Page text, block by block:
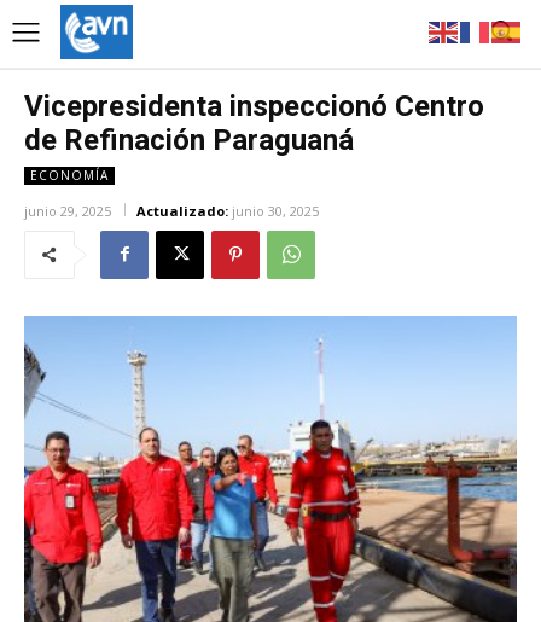
Vicepresidenta inspeccionó Centro
de Refinación Paraguaná
ECONOMÍA
junio 29, 2025 Actualizado: junio 30, 2025